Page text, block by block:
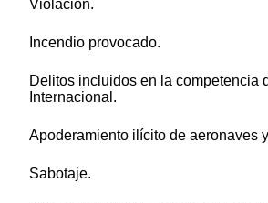
Violación.
Incendio provocado.
Delitos incluidos en la competencia
Internacional.
Apoderamiento ilícito de aeronaves
Sabotaje.